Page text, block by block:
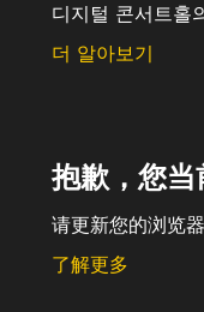
디지털 콘서트홀
더 알아보기
抱歉，您
请更新您的浏览
了解更多